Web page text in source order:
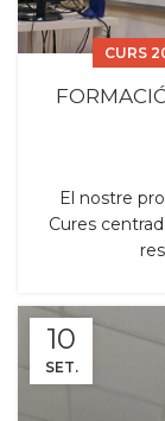
CURS
El nostre
Cures
10
SET.